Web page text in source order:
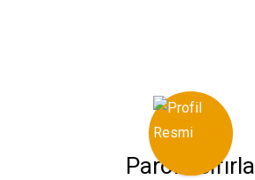
Parola Sıfırla